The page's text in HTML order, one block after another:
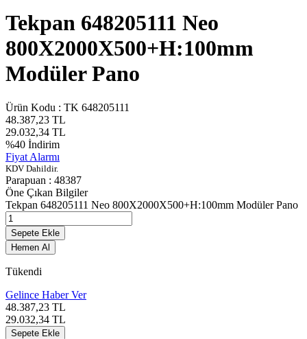
Tekpan 648205111 Neo
800X2000X500+H:100mm
Modüler Pano
Ürün Kodu : TK 648205111
48.387,23 TL
29.032,34 TL
%40 İndirim
Fiyat Alarmı
KDV Dahildir.
Parapuan : 48387
Öne Çıkan Bilgiler
Tekpan 648205111 Neo 800X2000X500+H:100mm Modüler Pano
Sepete Ekle
Hemen Al
Tükendi
Gelince Haber Ver
48.387,23 TL
29.032,34 TL
Sepete Ekle